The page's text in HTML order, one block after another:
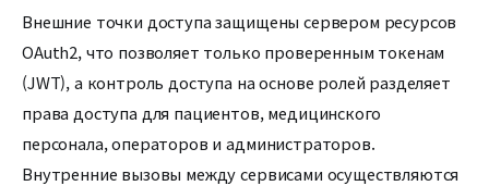
Внешние точки доступа защищены сервером ресурсов
OAuth2, что позволяет только проверенным токенам
(JWT), а контроль доступа на основе ролей разделяет
права доступа для пациентов, медицинского
персонала, операторов и администраторов.
Внутренние вызовы между сервисами осуществляются